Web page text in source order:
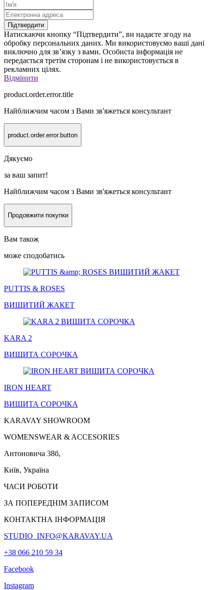
Підтвердити
Натискаючи кнопку “Підтвердити”, ви надаєте згоду на
обробку персональних даних. Ми використовуємо ваші дані
виключно для зв’язку з вами. Особиста інформація не
передається третім сторонам і не використовується в
рекламних цілях.
Відмінити
product.order.error.title
Найближчим часом з Вами зв'яжеться консультант
product.order.error.button
Дякуємо
за ваш запит!
Найближчим часом з Вами зв'яжеться консультант
Продовжити покупки
Вам також
може сподобатись
PUTTIS & ROSES
ВИШИТИЙ ЖАКЕТ
KARA 2
ВИШИТА СОРОЧКА
IRON HEART
ВИШИТА СОРОЧКА
KARAVAY SHOWROOM
WOMENSWEAR & ACCESORIES
Антоновича 38б,
Київ, Україна
ЧАСИ РОБОТИ
ЗА ПОПЕРЕДНІМ ЗАПИСОМ
КОНТАКТНА ІНФОРМАЦІЯ
STUDIO_INFO@KARAVAY.UA
+38 066 210 59 34
Facebook
Instagram